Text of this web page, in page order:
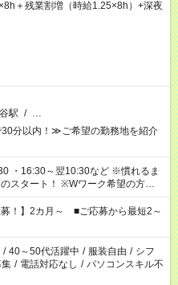
＋残業割増（時給1.25×8h）+深夜
駅 / …
分以内！≫ご希望の勤務地を紹介
・16:30～翌10:30など ※慣れるま
ワーク希望の方へ
務時間と、もう1つのお仕事の勤務
える場合は応募できません。
募！】2カ月～ ■ご応募から最短2～
/ 40～50代活躍中 / 服装自由 / シフ
/ 電話対応なし / パソコンスキル不